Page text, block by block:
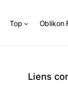
Top Oblikon
Liens